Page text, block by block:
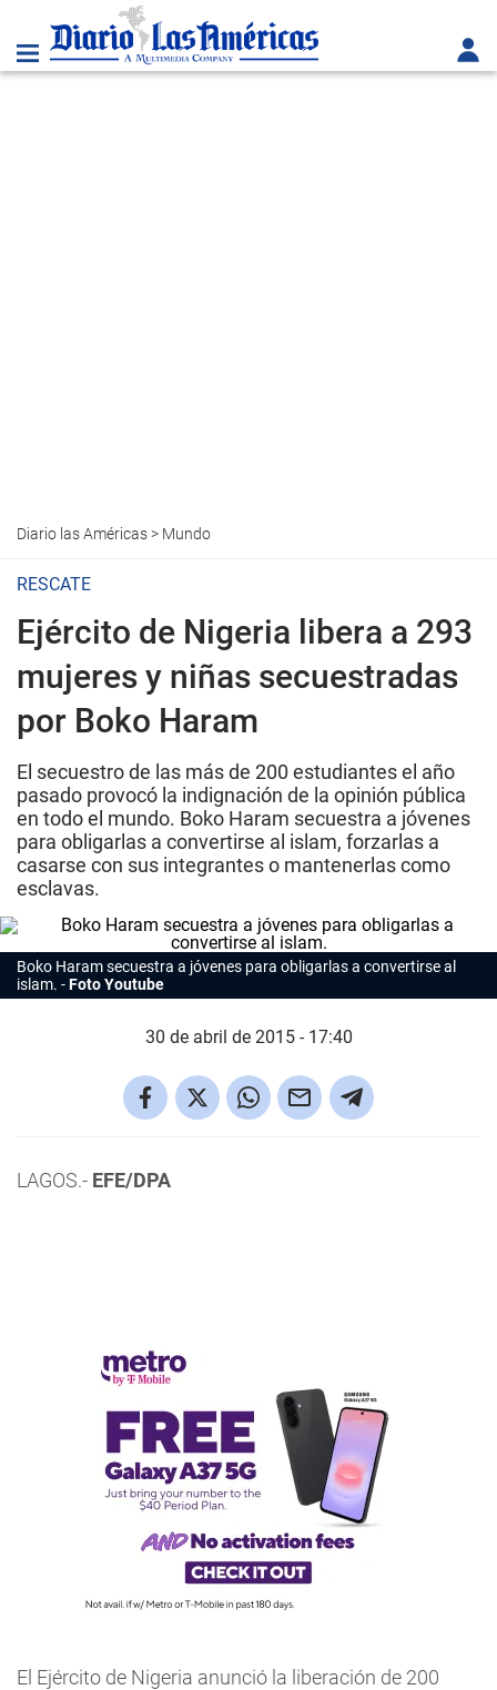
Diario las Américas> Mundo
RESCATE
Ejército de Nigeria libera a 293
mujeres y niñas secuestradas
por Boko Haram
El secuestro de las más de 200 estudiantes el año
pasado provocó la indignación de la opinión pública
en todo el mundo. Boko Haram secuestra a jóvenes
para obligarlas a convertirse al islam, forzarlas a
casarse con sus integrantes o mantenerlas como
esclavas.
Boko Haram secuestra a jóvenes para obligarlas a convertirse al
islam.
Foto Youtube
30 de abril de 2015 - 17:40
LAGOS.- EFE/DPA
El Ejército de Nigeria anunció la liberación de 200